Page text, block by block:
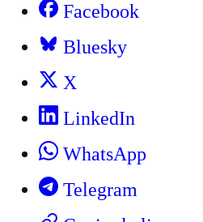
Facebook
Bluesky
X
LinkedIn
WhatsApp
Telegram